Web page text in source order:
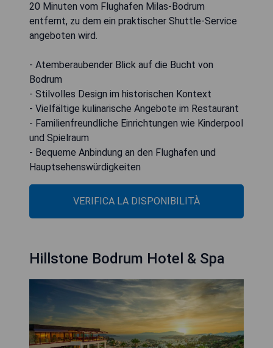
20 Minuten vom Flughafen Milas-Bodrum
entfernt, zu dem ein praktischer Shuttle-Service
angeboten wird.
- Atemberaubender Blick auf die Bucht von
Bodrum
- Stilvolles Design im historischen Kontext
- Vielfältige kulinarische Angebote im Restaurant
- Familienfreundliche Einrichtungen wie Kinderpool
und Spielraum
- Bequeme Anbindung an den Flughafen und
Hauptsehenswürdigkeiten
VERIFICA LA DISPONIBILITÀ
Hillstone Bodrum Hotel & Spa